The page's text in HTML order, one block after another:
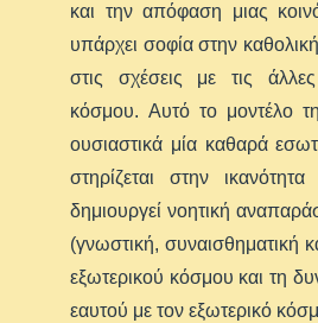
και την απόφαση μιας
υπάρχει σοφία στην
στις σχέσεις με τις
κόσμου. Αυτό το μοντέλο
ουσιαστικά μία καθαρά
στηρίζεται στην
δημιουργεί νοητική
(γνωστική, συναισθηματική
εξωτερικού κόσμου και τη
εαυτού με τον εξωτερικό